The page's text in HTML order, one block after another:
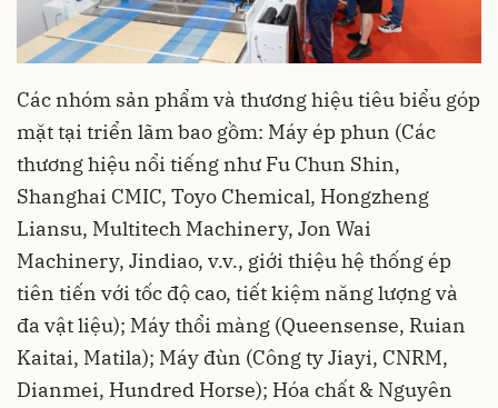
Các nhóm sản phẩm và thương hiệu tiêu biểu góp
mặt tại triển lãm bao gồm: Máy ép phun (Các
thương hiệu nổi tiếng như Fu Chun Shin,
Shanghai CMIC, Toyo Chemical, Hongzheng
Liansu, Multitech Machinery, Jon Wai
Machinery, Jindiao, v.v., giới thiệu hệ thống ép
tiên tiến với tốc độ cao, tiết kiệm năng lượng và
đa vật liệu); Máy thổi màng (Queensense, Ruian
Kaitai, Matila); Máy đùn (Công ty Jiayi, CNRM,
Dianmei, Hundred Horse); Hóa chất & Nguyên